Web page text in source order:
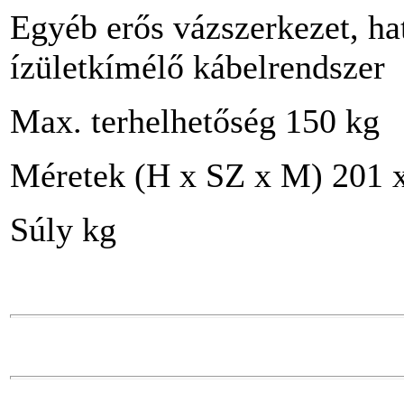
Egyéb erős vázszerkezet,
ízületkímélő kábelrendszer
Max. terhelhetőség 150 kg
Méretek (H x SZ x M) 201
Súly kg